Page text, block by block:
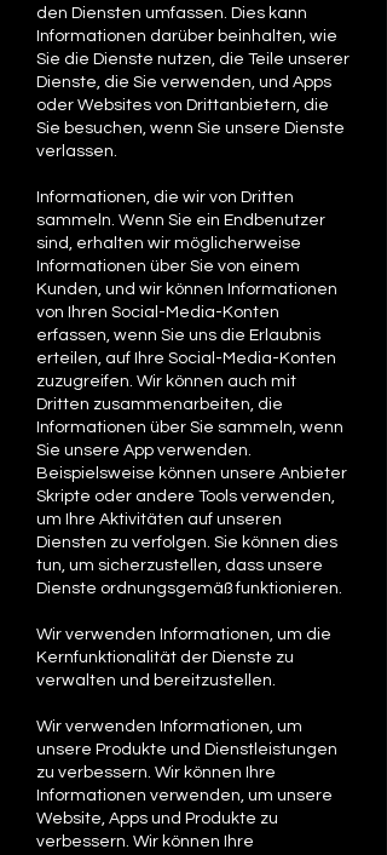
den Diensten umfassen. Dies kann
Informationen darüber beinhalten, wie
Sie die Dienste nutzen, die Teile unserer
Dienste, die Sie verwenden, und Apps
oder Websites von Drittanbietern, die
Sie besuchen, wenn Sie unsere Dienste
verlassen.
Informationen, die wir von Dritten
sammeln. Wenn Sie ein Endbenutzer
sind, erhalten wir möglicherweise
Informationen über Sie von einem
Kunden, und wir können Informationen
von Ihren Social-Media-Konten
erfassen, wenn Sie uns die Erlaubnis
erteilen, auf Ihre Social-Media-Konten
zuzugreifen. Wir können auch mit
Dritten zusammenarbeiten, die
Informationen über Sie sammeln, wenn
Sie unsere App verwenden.
Beispielsweise können unsere Anbieter
Skripte oder andere Tools verwenden,
um Ihre Aktivitäten auf unseren
Diensten zu verfolgen. Sie können dies
tun, um sicherzustellen, dass unsere
Dienste ordnungsgemäß funktionieren.
Wir verwenden Informationen, um die
Kernfunktionalität der Dienste zu
verwalten und bereitzustellen.
Wir verwenden Informationen, um
unsere Produkte und Dienstleistungen
zu verbessern. Wir können Ihre
Informationen verwenden, um unsere
Website, Apps und Produkte zu
verbessern. Wir können Ihre